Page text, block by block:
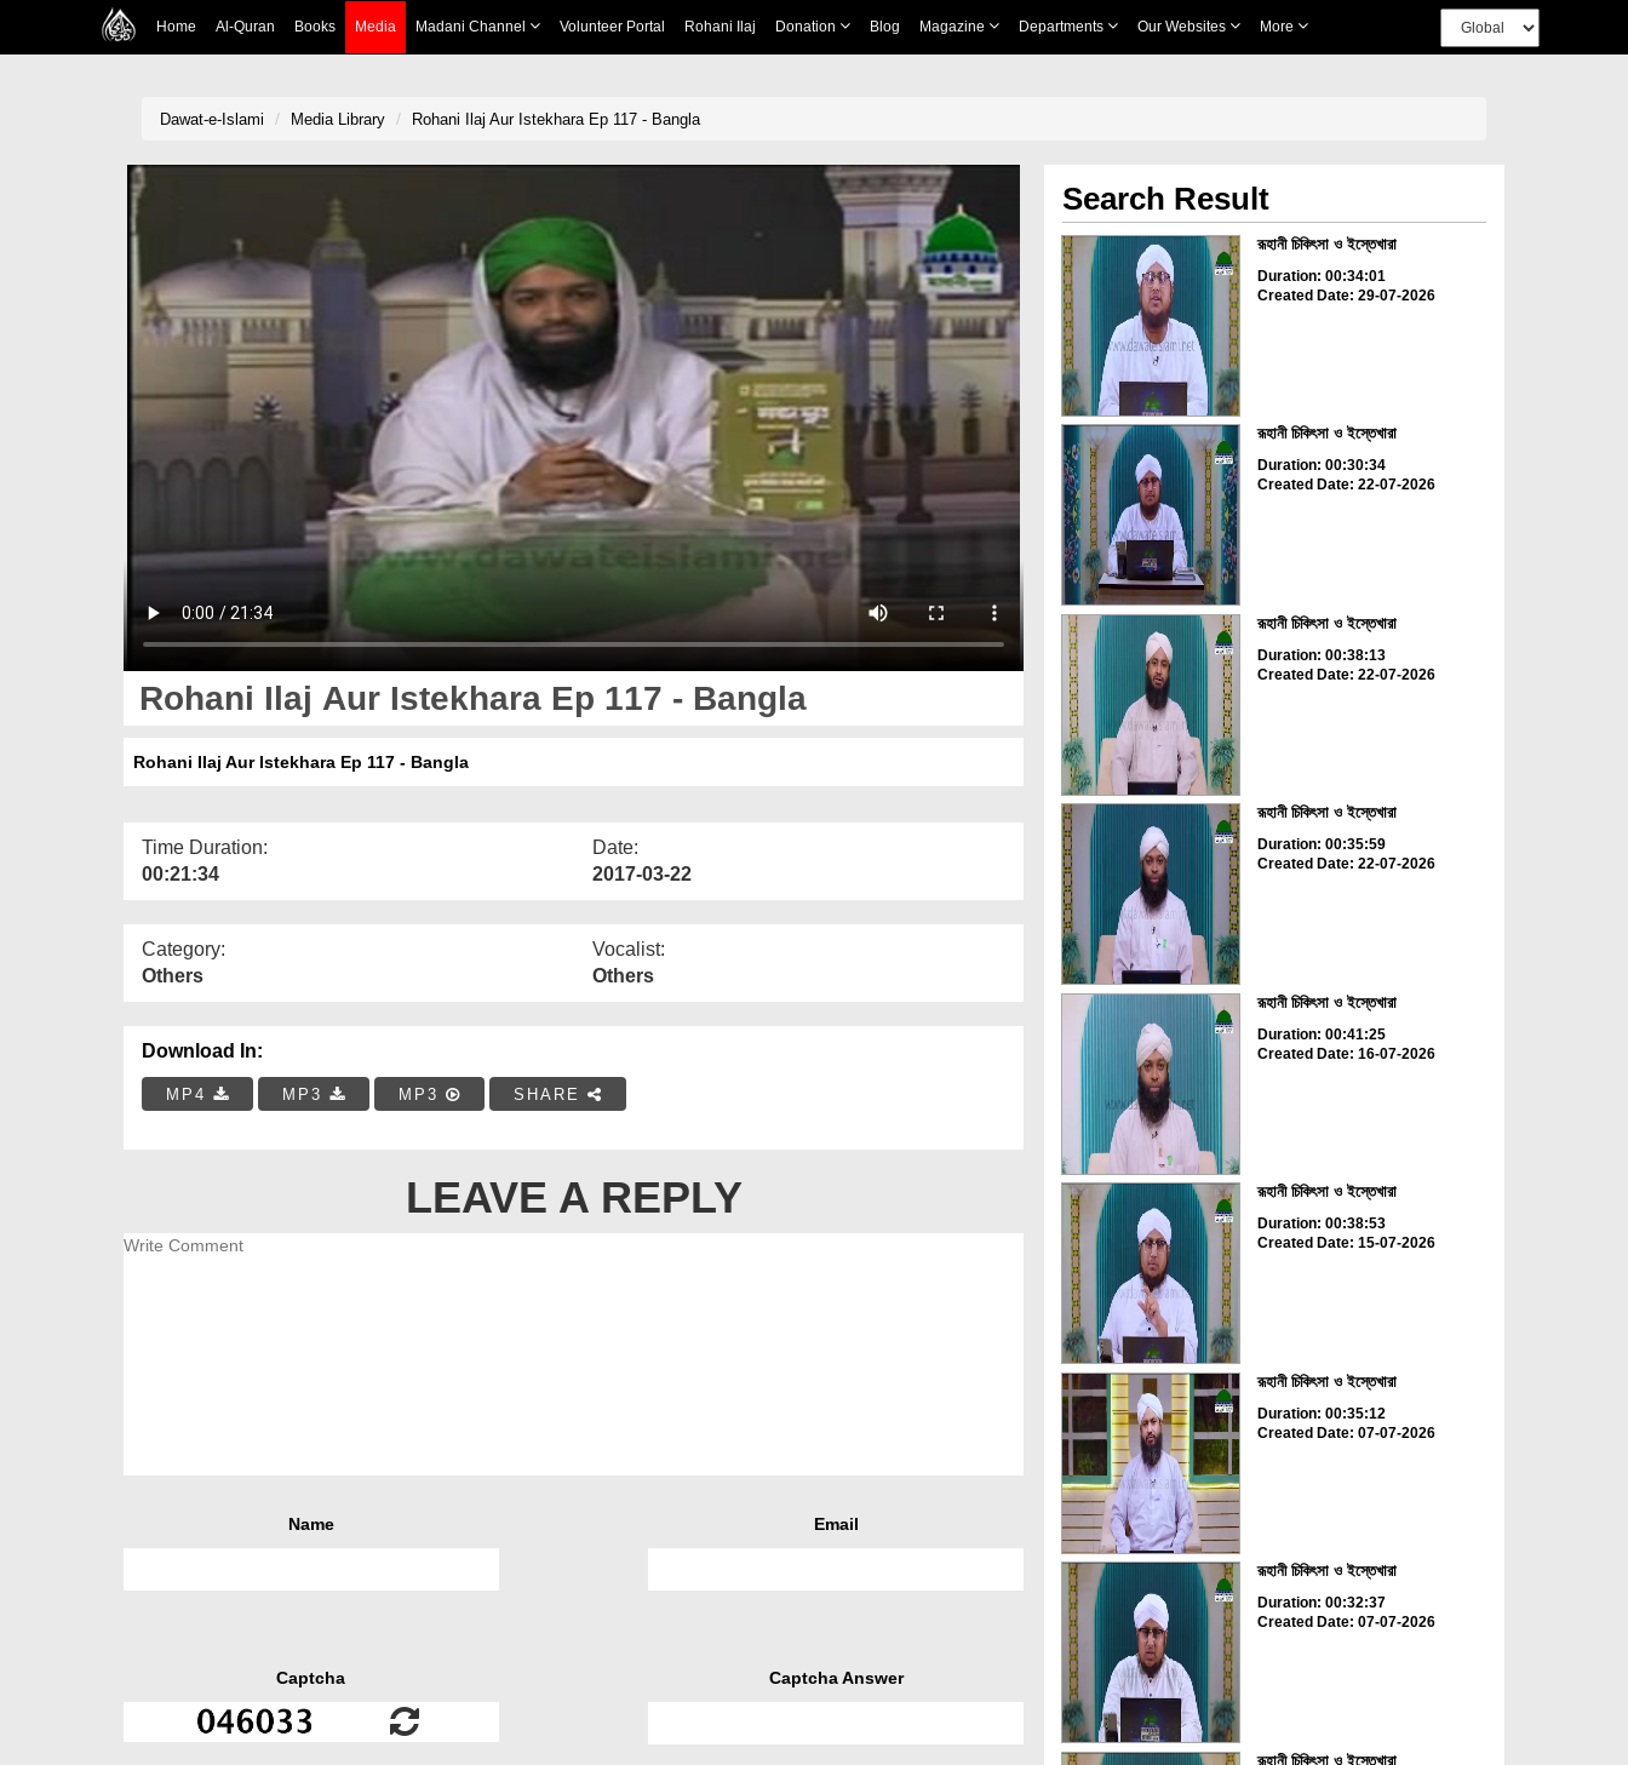
Home Al-Quran Books Media Madani Channel Volunteer Portal Rohani Ilaj Donation Blog Magazine Departments Our Websites More
Dawat-e-Islami Media Library Rohani Ilaj Aur Istekhara Ep 117 - Bangla
Rohani Ilaj Aur Istekhara Ep 117 - Bangla
Rohani Ilaj Aur Istekhara Ep 117 - Bangla
Time Duration:
00:21:34
Date:
2017-03-22
Category:
Others
Vocalist:
Others
Download In:
MP4 MP3 MP3 SHARE
LEAVE A REPLY
Name Email
Captcha Captcha Answer
Search Result
রূহানী চিকিৎসা ও ইস্তেখারা
Duration: 00:34:01
Created Date: 29-07-2026
রূহানী চিকিৎসা ও ইস্তেখারা
Duration: 00:30:34
Created Date: 22-07-2026
রূহানী চিকিৎসা ও ইস্তেখারা
Duration: 00:38:13
Created Date: 22-07-2026
রূহানী চিকিৎসা ও ইস্তেখারা
Duration: 00:35:59
Created Date: 22-07-2026
রূহানী চিকিৎসা ও ইস্তেখারা
Duration: 00:41:25
Created Date: 16-07-2026
রূহানী চিকিৎসা ও ইস্তেখারা
Duration: 00:38:53
Created Date: 15-07-2026
রূহানী চিকিৎসা ও ইস্তেখারা
Duration: 00:35:12
Created Date: 07-07-2026
রূহানী চিকিৎসা ও ইস্তেখারা
Duration: 00:32:37
Created Date: 07-07-2026
রূহানী চিকিৎসা ও ইস্তেখারা